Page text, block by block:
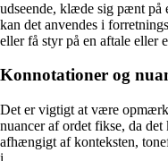
udseende, klæde sig pænt på
kan det anvendes i
eller få styr på en aftale eller
Konnotationer og
Det er vigtigt at være
nuancer af ordet fikse, da
afhængigt af konteksten,
i.